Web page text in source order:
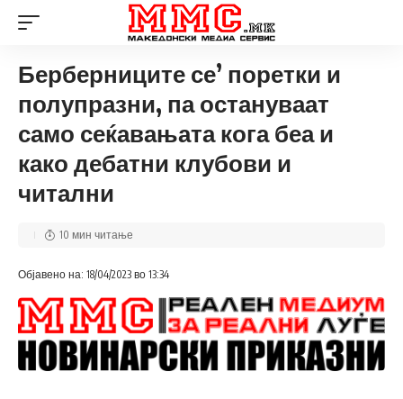
Берберниците се’ поретки и
полупразни, па остануваат
само сеќавањата кога беа и
како дебатни клубови и
читални
Објавено на: 18/04/2023 во 13:34
10 мин читање